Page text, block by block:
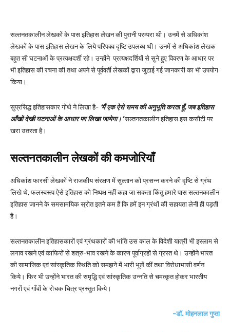
सल्तनतकालीन लेखकों के पास इतिहास लेखन की पुरानी परम्परा थी। उनमें से अधिकांश
लेखकों के पास इतिहास लेखन के लिये परिपक्व दृष्टि उपलब्ध थी। उनमें से अधिकांश लेखक
बहुत सी घटनाओं के प्रत्यक्षदर्शी रहे। उन्होंने प्रत्यक्षदर्शियों से सुने हुए विवरण के आधार पर
भी इतिहास की रचना की तथा अपने से पूर्ववर्ती लेखकों द्वारा जुटाई गई जानकारी का भी उपयोग
किया।
सुप्रसिद्ध इतिहासकार गोथे ने लिखा है- ‘मैं एक ऐसे समय की अनुभूति करता हूँ, जब इतिहास
आँखों देखी घटनाओं के आधार पर लिखा जायेगा।’सल्तनतकालीन इतिहास इस कसौटी पर
खरा उतरता है।
सल्तनतकालीन लेखकों की कमजोरियाँ
अधिकांश फारसी लेखकों ने राजकीय संरक्षण में सुल्तान को प्रसन्न करने की दृष्टि से ग्रंथ
लिखे थे, फलस्वरूप ऐसे इतिहास को निष्पक्ष नहीं कहा जा सकता किंतु हमारे पास सल्तनकालीन
इतिहास जानने के समसामयिक स्रोत इतने कम हैं कि हमें इन ग्रंथों की सहायता लेनी ही पड़ती
है।
सल्तनतकालीन इतिहासकारों एवं ग्रंथकारों की भांति उस काल के विदेशी यात्री भी इस्लाम से
लगाव रखने एवं काफिरों से शत्रु-भाव रखने के कारण पूर्वाग्रहों से ग्रस्त थे। उन्होंने भारत
की सामाजिक एवं सांस्कृतिक स्थिति को समझने में भारी भूलें कीं तथा विरोधाभासी वर्णन
किये। फिर भी उन्होंने भारत की समृद्धि एवं सांस्कृतिक उन्नति से चमत्कृत होकर भारतीय
नगरों एवं गाँवों के रोचक चित्र प्रस्तुत किये।
-डॉ. मोहनलाल गुप्ता